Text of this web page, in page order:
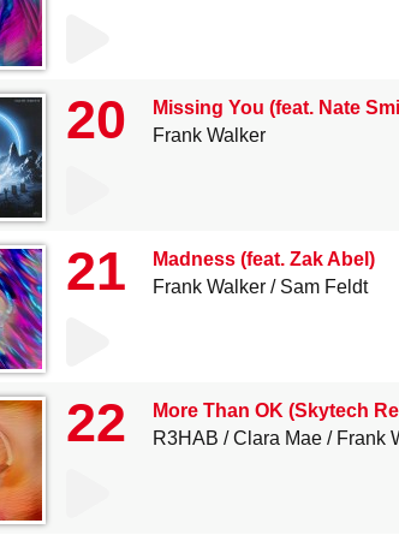
20
Missing You (feat. Nate
Frank Walker
21
Madness (feat. Zak Abel)
Frank Walker
Sam Feldt
22
More Than OK (Skytech
R3HAB
Clara Mae Frank